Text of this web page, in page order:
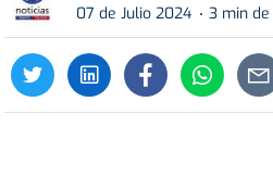
07 de Julio 2024
3 min